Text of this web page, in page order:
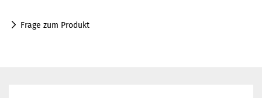
Frage zum Produkt